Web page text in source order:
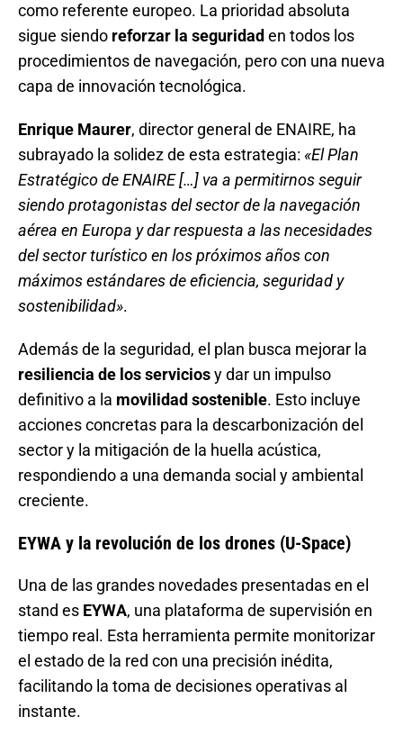
como referente europeo. La prioridad absoluta
sigue siendo reforzar la seguridad en todos los
procedimientos de navegación, pero con una nueva
capa de innovación tecnológica.
Enrique Maurer, director general de ENAIRE, ha
subrayado la solidez de esta estrategia: «El Plan
Estratégico de ENAIRE […] va a permitirnos seguir
siendo protagonistas del sector de la navegación
aérea en Europa y dar respuesta a las necesidades
del sector turístico en los próximos años con
máximos estándares de eficiencia, seguridad y
sostenibilidad».
Además de la seguridad, el plan busca mejorar la
resiliencia de los serviciosy dar un impulso
definitivo a la movilidad sostenible. Esto incluye
acciones concretas para la descarbonización del
sector y la mitigación de la huella acústica,
respondiendo a una demanda social y ambiental
creciente.
EYWA y la revolución de los drones (U-Space)
Una de las grandes novedades presentadas en el
stand es EYWA, una plataforma de supervisión en
tiempo real. Esta herramienta permite monitorizar
el estado de la red con una precisión inédita,
facilitando la toma de decisiones operativas al
instante.